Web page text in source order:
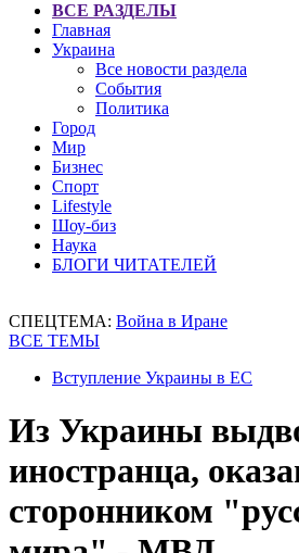
ВСЕ РАЗДЕЛЫ
Главная
Украина
Все новости раздела
События
Политика
Город
Мир
Бизнес
Спорт
Lifestyle
Шоу-биз
Наука
БЛОГИ ЧИТАТЕЛЕЙ
СПЕЦТЕМА: Война в Иране
ВСЕ ТЕМЫ
Вступление Украины в ЕС
Из Украины
иностранца,
сторонником